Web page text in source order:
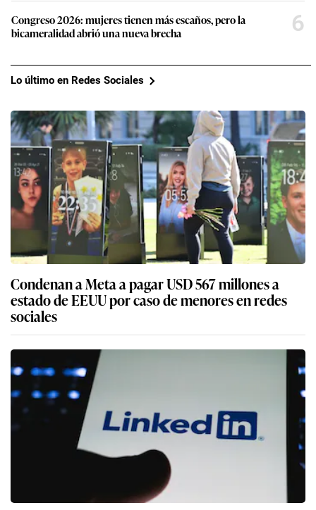
Congreso 2026: mujeres tienen más escaños, pero la
bicameralidad abrió una nueva brecha
6
Lo último en Redes Sociales
Condenan a Meta a pagar USD 567 millones a
estado de EEUU por caso de menores en redes
sociales